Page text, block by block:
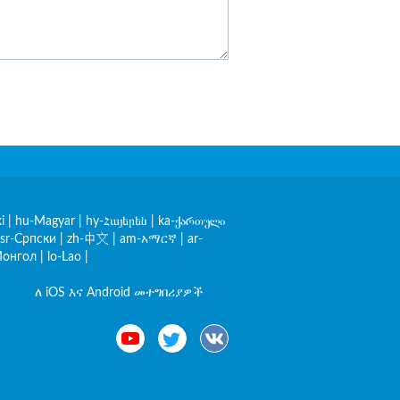
hu-Magyar hy-Հայերեն
ka-ქართული
sr-Српски zh-中文 am-አማርኛ
ar-
lo-Lao
ለ iOS እና Android መተግበሪያዎች